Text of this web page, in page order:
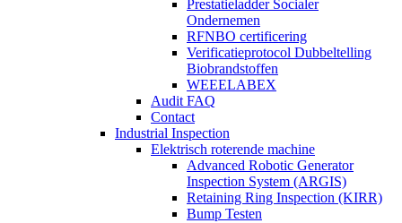
Prestatieladder Socialer
Ondernemen
RFNBO certificering
Verificatieprotocol Dubbeltelling
Biobrandstoffen
WEEELABEX
Audit FAQ
Contact
Industrial Inspection
Elektrisch roterende machine
Advanced Robotic Generator
Inspection System (ARGIS)
Retaining Ring Inspection (KIRR)
Bump Testen